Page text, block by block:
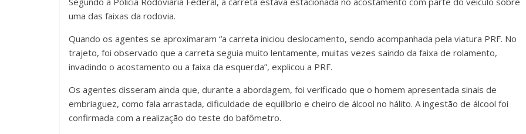
uma das faixas da rodovia.
Quando os agentes se aproximaram “a carreta iniciou deslocamento, sendo acompanhada pela viatura PRF. No
trajeto, foi observado que a carreta seguia muito lentamente, muitas vezes saindo da faixa de rolamento,
invadindo o acostamento ou a faixa da esquerda”, explicou a PRF.
Os agentes disseram ainda que, durante a abordagem, foi verificado que o homem apresentada sinais de
embriaguez, como fala arrastada, dificuldade de equilíbrio e cheiro de álcool no hálito. A ingestão de álcool foi
confirmada com a realização do teste do bafômetro.